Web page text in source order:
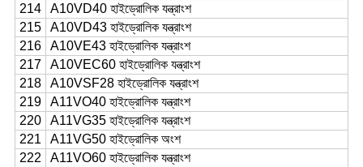
214
A10VD40 হাইড্রোলিক যন্ত্রাংশ
215
A10VD43 হাইড্রোলিক যন্ত্রাংশ
216
A10VE43 হাইড্রোলিক যন্ত্রাংশ
217
A10VEC60 হাইড্রোলিক যন্ত্রাংশ
218
A10VSF28 হাইড্রোলিক যন্ত্রাংশ
219
A11VO40 হাইড্রোলিক যন্ত্রাংশ
220
A11VG35 হাইড্রোলিক যন্ত্রাংশ
221
A11VG50 হাইড্রোলিক অংশ
222
A11VO60 হাইড্রোলিক যন্ত্রাংশ